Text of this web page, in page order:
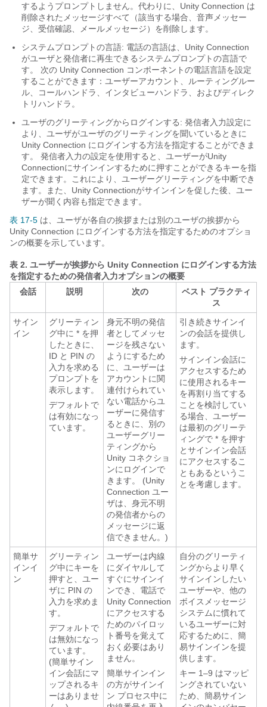
するようプロンプトしません。代わりに、Unity Connection は
削除されたメッセージすべて（該当する場合、音声メッセー
ジ、受信確認、メールメッセージ）を削除します。
システムプロンプトの言語: 電話の言語は、Unity Connection
がユーザと発信者に再生できるシステムプロンプトの言語で
す。 次の Unity Connection コンポーネントの電話言語を設定
することができます：ユーザーアカウント、ルーティングルー
ル、コールハンドラ、インタビューハンドラ、およびディレク
トリハンドラ。
ユーザのグリーティングからログインする: 発信者入力設定に
より、ユーザがユーザのグリーティングを聞いているときに
Unity Connection にログインする方法を指定することができま
す。 発信者入力の設定を使用すると、ユーザーがUnity
Connectionにサインインするために押すことができるキーを指
定できます。これにより、ユーザーグリーティングを中断でき
ます。また、Unity Connectionがサインインを促した後、ユー
ザーが聞く内容も指定できます。
表 17-5 は、ユーザが各自の挨拶または別のユーザの挨拶から
Unity Connection にログインする方法を指定するためのオプショ
ンの概要を示しています。
表 2. ユーザーが挨拶から Unity Connection にログインする方法
を指定するための発信者入力オプションの概要
会話
説明 次の
ベスト プラクティ
ス
サイン
イン
グリーティン
グ中に * を押
したときに、
ID と PIN の
入力を求める
プロンプトを
表示します。
デフォルトで
は有効になっ
ています。
身元不明の発信
者としてメッセ
ージを残さない
ようにするため
に、ユーザーは
アカウントに関
連付けられてい
ない電話からユ
ーザーに発信す
るときに、別の
ユーザーグリー
ティングから
Unity コネクショ
ンにログインで
きます。 (Unity
Connection ユー
ザは、身元不明
の発信者からの
メッセージに返
信できません。)
引き続きサインイ
ンの会話を提供し
ます。
サインイン会話に
アクセスするため
に使用されるキー
を再割り当てする
ことを検討してい
る場合、ユーザー
は最初のグリーテ
ィングで * を押す
とサインイン会話
にアクセスするこ
ともあるというこ
とを考慮します。
簡単サ
インイ
ン
グリーティン
グ中にキーを
押すと、ユー
ザに PIN の
入力を求めま
す。
デフォルトで
は無効になっ
ています。
(簡単サイン
イン会話にマ
ップされるキ
ーはありませ
ユーザーは内線
にダイヤルして
すぐにサインイ
ンでき、電話で
Unity Connection
にアクセスする
ためのパイロッ
ト番号を覚えて
おく必要はあり
ません。
簡単サインイン
の方がサインイ
ン プロセス中に
自分のグリーティ
ングからより早く
サインインしたい
ユーザーや、他の
ボイスメッセージ
システムに慣れて
いるユーザーに対
応するために、簡
易サインインを提
供します。
キー 1–9 はマッピ
ングされていない
ため、簡易サイン